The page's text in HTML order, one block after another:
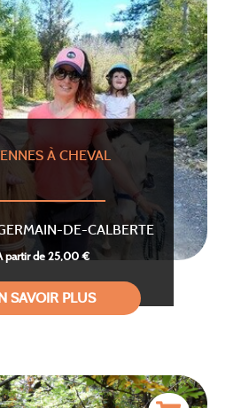
À CHEVAL
DE-CALBERTE
partir de 25,00 €
SAVOIR PLUS